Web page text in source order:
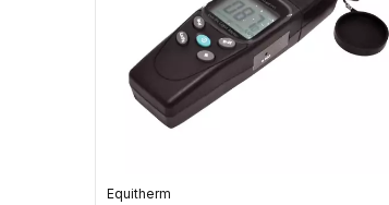
Equitherm